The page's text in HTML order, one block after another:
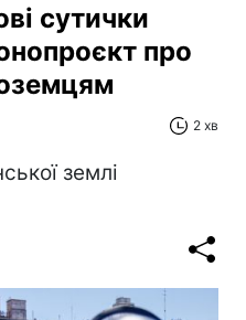
сутички
про
2 хв
землі